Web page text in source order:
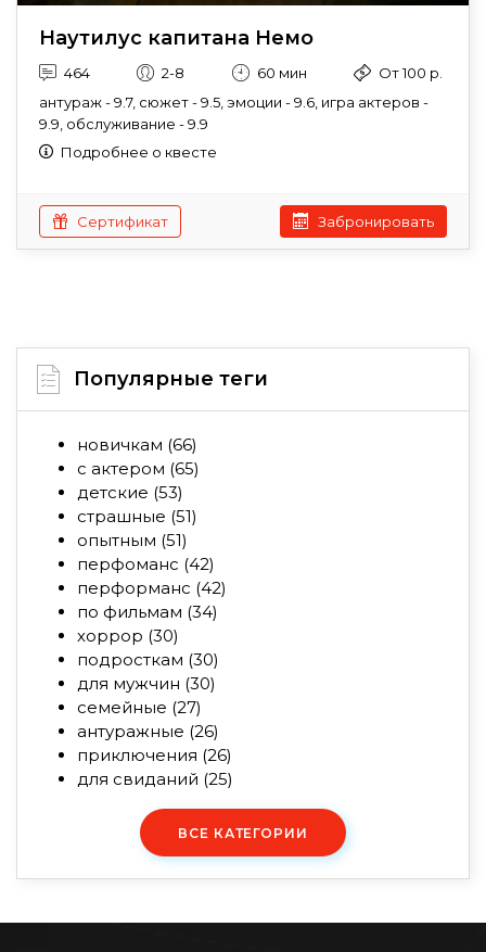
Наутилус капитана Немо
464 2-8 60 мин
От 100 р.
антураж - 9.7, сюжет - 9.5, эмоции - 9.6, игра актеров -
9.9, обслуживание - 9.9
Подробнее о квесте
Сертификат Забронировать
Популярные теги
новичкам (66)
с актером (65)
детские (53)
страшные (51)
опытным (51)
перфоманс (42)
перформанс (42)
по фильмам (34)
хоррор (30)
подросткам (30)
для мужчин (30)
семейные (27)
антуражные (26)
приключения (26)
для свиданий (25)
ВСЕ КАТЕГОРИИ